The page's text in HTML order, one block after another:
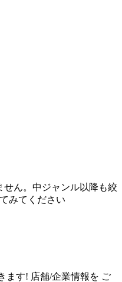
ん。中ジャンル以降も絞
みてください
ます! 店舗/企業情報を ご